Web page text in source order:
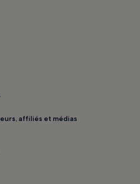
affiliés et médias